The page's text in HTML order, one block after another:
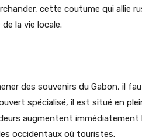
cette coutume qui allie
la vie locale.
des souvenirs du Gabon, il
spécialisé, il est situé en
augmentent immédiatement
occidentaux où touristes.